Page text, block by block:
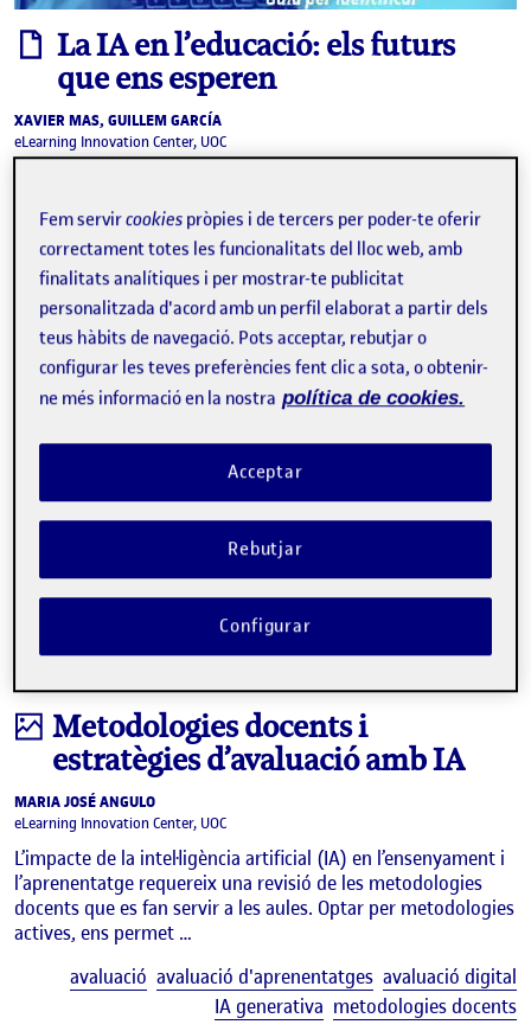
informe
La IA en l’educació: els futurs
que ens esperen
XAVIER MAS, GUILLEM GARCÍA
eLearning Innovation Center, UOC
excepció. Els seus primers passos a les aules i les …
futur IA generativa intel·ligència artificial
Facebook
X BlueskyLinkedInEmail
Infografia
Metodologies docents i
estratègies d’avaluació amb IA
MARIA JOSÉ ANGULO
eLearning Innovation Center, UOC
L’impacte de la intel·ligència artificial (IA) en l’ensenyament i
l’aprenentatge requereix una revisió de les metodologies
docents que es fan servir a les aules. Optar per metodologies
actives, ens permet …
avaluació avaluació d'aprenentatges avaluació digital
IA generativa metodologies docents
Fem servircookies pròpies i de tercers per poder-te oferir
correctament totes les funcionalitats del lloc web, amb
finalitats analítiques i per mostrar-te publicitat
personalitzada d'acord amb un perfil elaborat a partir dels
teus hàbits de navegació. Pots acceptar, rebutjar o
configurar les teves preferències fent clic a sota, o obtenir-
ne més informació en la nostra política de cookies.
Rebutjar
Acceptar
Configurar